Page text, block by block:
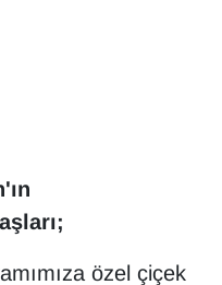
özel çiçek